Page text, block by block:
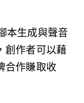
本生成與聲音
創作者可以藉
合作賺取收